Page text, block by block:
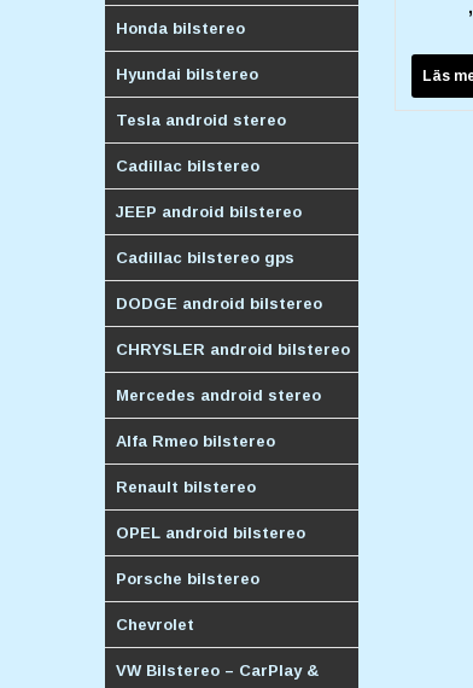
Honda bilstereo
Hyundai bilstereo
Tesla android stereo
Cadillac bilstereo
JEEP android bilstereo
Cadillac bilstereo gps
DODGE android bilstereo
CHRYSLER android bilstereo
Mercedes android stereo
Alfa Rmeo bilstereo
Renault bilstereo
OPEL android bilstereo
Porsche bilstereo
Chevrolet
VW Bilstereo – CarPlay &
Läs